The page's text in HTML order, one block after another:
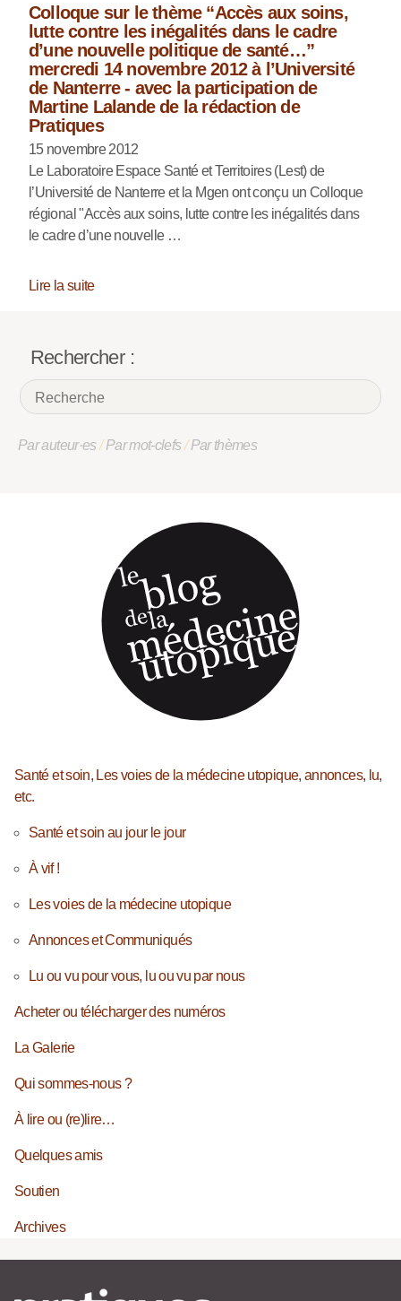
Colloque sur le thème “Accès aux soins,
lutte contre les inégalités dans le cadre
d’une nouvelle politique de santé…”
mercredi 14 novembre 2012 à l’Université
de Nanterre - avec la participation de
Martine Lalande de la rédaction de
Pratiques
15 novembre 2012
Le Laboratoire Espace Santé et Territoires (Lest) de
l’Université de Nanterre et la Mgen ont conçu un Colloque
régional "Accès aux soins, lutte contre les inégalités dans
le cadre d’une nouvelle …
Lire la suite
Rechercher :
Par auteur·es/Par mot-clefs/Par thèmes
Santé et soin, Les voies de la médecine utopique, annonces, lu,
etc.
Santé et soin au jour le jour
À vif !
Les voies de la médecine utopique
Annonces et Communiqués
Lu ou vu pour vous, lu ou vu par nous
Acheter ou télécharger des numéros
La Galerie
Qui sommes-nous ?
À lire ou (re)lire…
Quelques amis
Soutien
Archives